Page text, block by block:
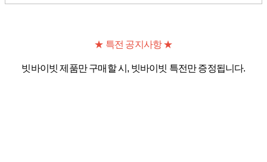
★ 특전 공지사항 ★
빗바이빗 제품만 구매할 시, 빗바이빗 특전만 증정됩니다.